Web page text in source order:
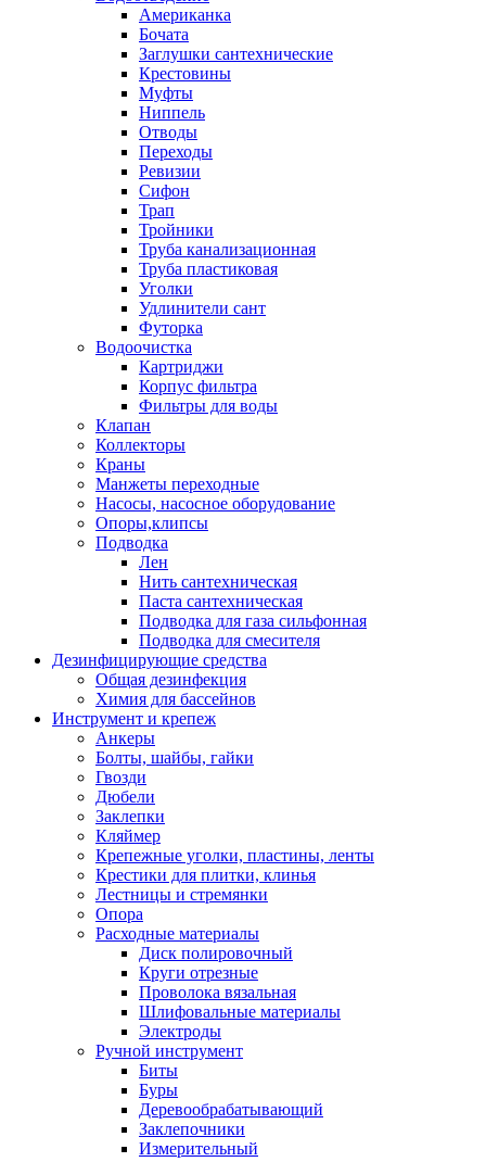
Американка
Бочата
Заглушки сантехнические
Крестовины
Муфты
Ниппель
Отводы
Переходы
Ревизии
Сифон
Трап
Тройники
Труба канализационная
Труба пластиковая
Уголки
Удлинители сант
Футорка
Водоочистка
Картриджи
Корпус фильтра
Фильтры для воды
Клапан
Коллекторы
Краны
Манжеты переходные
Насосы, насосное оборудование
Опоры,клипсы
Подводка
Лен
Нить сантехническая
Паста сантехническая
Подводка для газа сильфонная
Подводка для смесителя
Дезинфицирующие средства
Общая дезинфекция
Химия для бассейнов
Инструмент и крепеж
Анкеры
Болты, шайбы, гайки
Гвозди
Дюбели
Заклепки
Кляймер
Крепежные уголки, пластины, ленты
Крестики для плитки, клинья
Лестницы и стремянки
Опора
Расходные материалы
Диск полировочный
Круги отрезные
Проволока вязальная
Шлифовальные материалы
Электроды
Ручной инструмент
Биты
Буры
Деревообрабатывающий
Заклепочники
Измерительный